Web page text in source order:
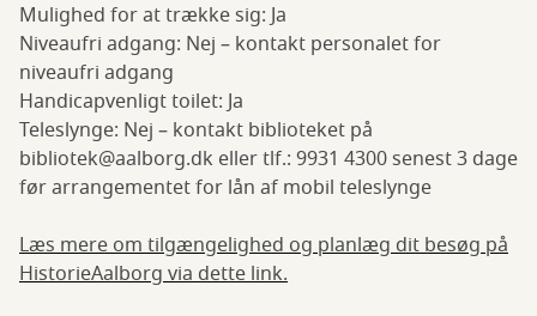
Mulighed for at trække sig: Ja
Niveaufri adgang: Nej – kontakt personalet for
niveaufri adgang
Handicapvenligt toilet: Ja
Teleslynge: Nej – kontakt biblioteket på
bibliotek@aalborg.dk eller tlf.: 9931 4300 senest 3 dage
før arrangementet for lån af mobil teleslynge
Læs mere om tilgængelighed og planlæg dit besøg på
HistorieAalborg via dette link.